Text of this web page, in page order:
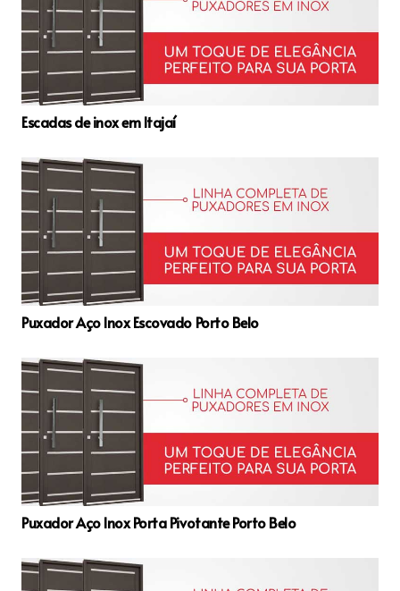
Escadas de inox em Itajaí
Puxador Aço Inox Escovado Porto Belo
Puxador Aço Inox Porta Pivotante Porto Belo